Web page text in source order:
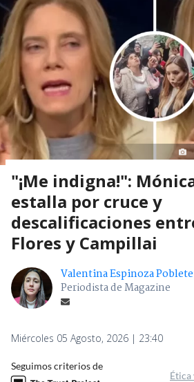
"¡Me indigna!":
estalla por cruce y
descalificaciones
Flores y Campillai
Valentina Espinoza Poblete
Periodista de Magazine
Miércoles 05 Agosto, 2026 | 23:40
Seguimos criterios de
Ética